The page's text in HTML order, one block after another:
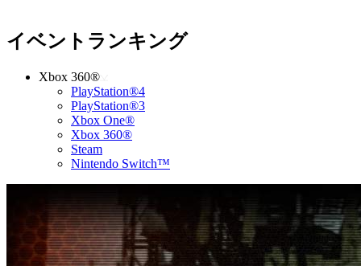
イベントランキング
Xbox 360®
PlayStation®4
PlayStation®3
Xbox One®
Xbox 360®
Steam
Nintendo Switch™